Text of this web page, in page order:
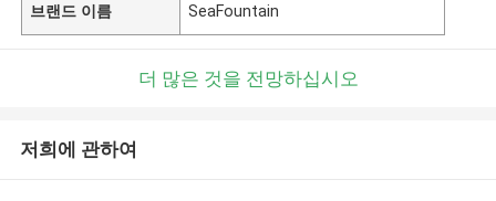
브랜드 이름 SeaFountain
더 많은 것을 전망하십시오
저희에 관하여